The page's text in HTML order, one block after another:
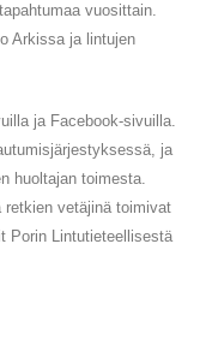
vuosittain.
Arkissa ja lintujen
ja Facebook-sivuilla.
ja
huoltajan toimesta.
retkien vetäjinä toimivat
Porin Lintutieteellisestä